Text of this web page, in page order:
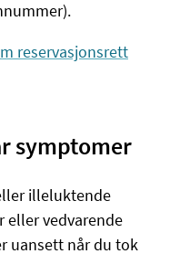
reservasjonsrett
symptomer
illeluktende
eller vedvarende
uansett når du tok